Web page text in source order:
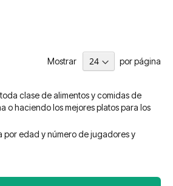
Mostrar por página
clase de alimentos y comidas de
o haciendo los mejores platos para los
por edad y número de jugadores y